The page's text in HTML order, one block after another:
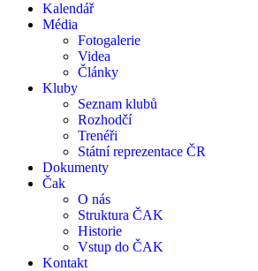
Kalendář
Média
Fotogalerie
Videa
Články
Kluby
Seznam klubů
Rozhodčí
Trenéři
Státní reprezentace ČR
Dokumenty
Čak
O nás
Struktura ČAK
Historie
Vstup do ČAK
Kontakt